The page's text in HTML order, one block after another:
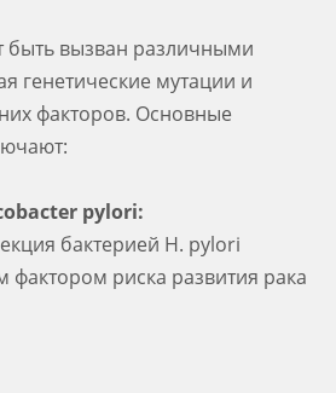
быть вызван различными
генетические мутации и
факторов. Основные
pylori:
бактерией H. pylori
фактором риска развития рака